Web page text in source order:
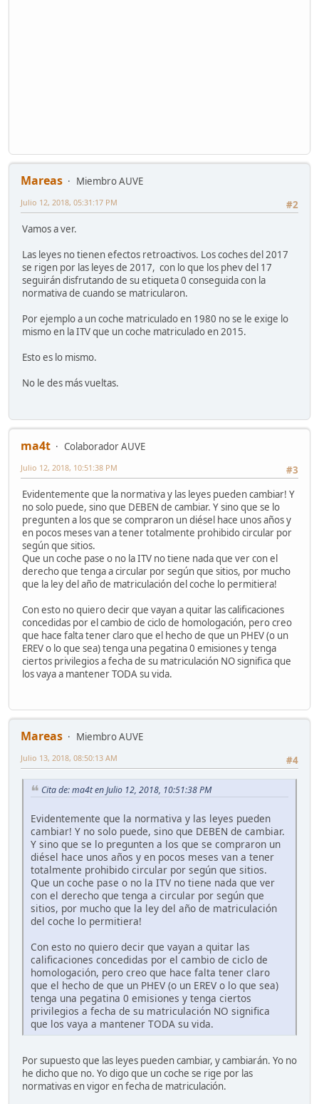
Mareas
Miembro AUVE
#2
Julio 12, 2018, 05:31:17 PM
Vamos a ver.
Las leyes no tienen efectos retroactivos. Los coches del 2017
se rigen por las leyes de 2017, con lo que los phev del 17
seguirán disfrutando de su etiqueta 0 conseguida con la
normativa de cuando se matricularon.
Por ejemplo a un coche matriculado en 1980 no se le exige lo
mismo en la ITV que un coche matriculado en 2015.
Esto es lo mismo.
No le des más vueltas.
ma4t
Colaborador AUVE
#3
Julio 12, 2018, 10:51:38 PM
Evidentemente que la normativa y las leyes pueden cambiar! Y
no solo puede, sino que DEBEN de cambiar. Y sino que se lo
pregunten a los que se compraron un diésel hace unos años y
en pocos meses van a tener totalmente prohibido circular por
según que sitios.
Que un coche pase o no la ITV no tiene nada que ver con el
derecho que tenga a circular por según que sitios, por mucho
que la ley del año de matriculación del coche lo permitiera!
Con esto no quiero decir que vayan a quitar las calificaciones
concedidas por el cambio de ciclo de homologación, pero creo
que hace falta tener claro que el hecho de que un PHEV (o un
EREV o lo que sea) tenga una pegatina 0 emisiones y tenga
ciertos privilegios a fecha de su matriculación NO significa que
los vaya a mantener TODA su vida.
Mareas
Miembro AUVE
#4
Julio 13, 2018, 08:50:13 AM
Cita de: ma4t en Julio 12, 2018, 10:51:38 PM
Evidentemente que la normativa y las leyes pueden
cambiar! Y no solo puede, sino que DEBEN de cambiar.
Y sino que se lo pregunten a los que se compraron un
diésel hace unos años y en pocos meses van a tener
totalmente prohibido circular por según que sitios.
Que un coche pase o no la ITV no tiene nada que ver
con el derecho que tenga a circular por según que
sitios, por mucho que la ley del año de matriculación
del coche lo permitiera!
Con esto no quiero decir que vayan a quitar las
calificaciones concedidas por el cambio de ciclo de
homologación, pero creo que hace falta tener claro
que el hecho de que un PHEV (o un EREV o lo que sea)
tenga una pegatina 0 emisiones y tenga ciertos
privilegios a fecha de su matriculación NO significa
que los vaya a mantener TODA su vida.
Por supuesto que las leyes pueden cambiar, y cambiarán. Yo no
he dicho que no. Yo digo que un coche se rige por las
normativas en vigor en fecha de matriculación.